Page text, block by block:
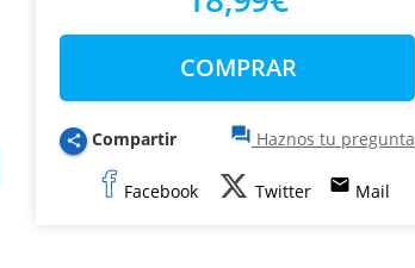
COMPRAR
share Compartir question_answer Haznos tu pregunta
Facebook Twitter email Mail